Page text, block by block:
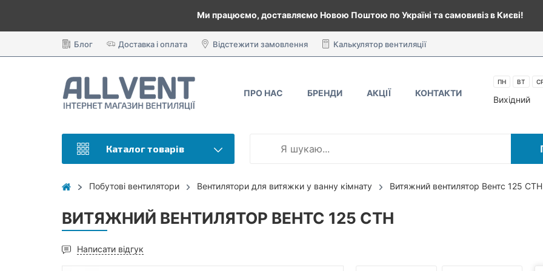
Ми працюємо, доставляємо Новою Поштою по Україні та самовивіз в Києві!
Блог Доставка і оплата Відстежити замовлення Калькулятор вентиляції
ПРО НАС БРЕНДИ АКЦІЇ КОНТАКТИ
ПН ВТ
Вихідний
Каталог товарів
Побутові вентилятори Вентилятори для витяжки у ванну кімнату Витяжний вентилятор Вентс 125 СТН
ВИТЯЖНИЙ ВЕНТИЛЯТОР ВЕНТС 125 СТН
Написати відгук